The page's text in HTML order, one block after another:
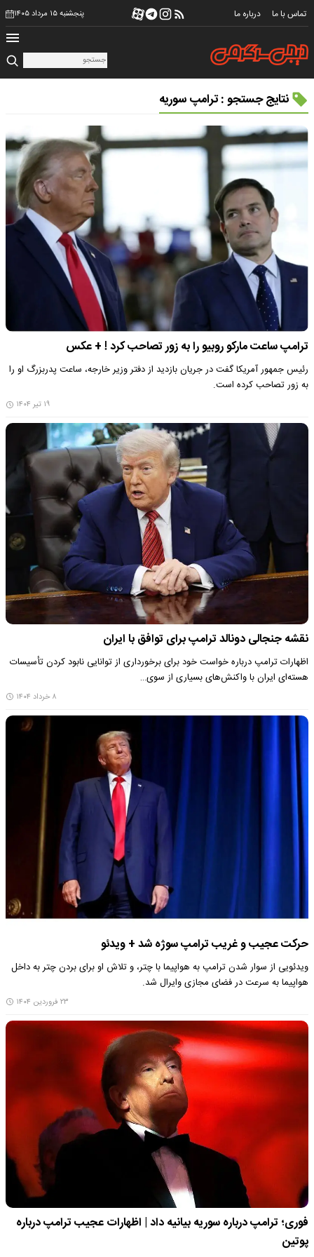
تماس با ما درباره ما پنجشنبه ۱۵ مرداد ۱۴۰۵
نتایج جستجو : ترامپ سوریه
ترامپ ساعت مارکو روبیو را به زور تصاحب کرد ! + عکس
رئیس جمهور آمریکا گفت در جریان بازدید از دفتر وزیر خارجه، ساعت پدربزرگ او را
به زور تصاحب کرده است.
۱۹ تیر ۱۴۰۴
نقشه جنجالی دونالد ترامپ برای توافق با ایران
اظهارات ترامپ درباره خواست خود برای برخورداری از توانایی نابود کردن تأسیسات
هسته‌ای ایران با واکنش‌های بسیاری از سوی…
۸ خرداد ۱۴۰۴
حرکت عجیب و غریب ترامپ سوژه شد + ویدئو
ویدئویی از سوار شدن ترامپ به هواپیما با چتر، و تلاش او برای بردن چتر به داخل
هواپیما به سرعت در فضای مجازی وایرال شد.
۲۳ فروردین ۱۴۰۴
فوری؛ ترامپ درباره سوریه بیانیه داد | اظهارات عجیب ترامپ درباره
پوتین